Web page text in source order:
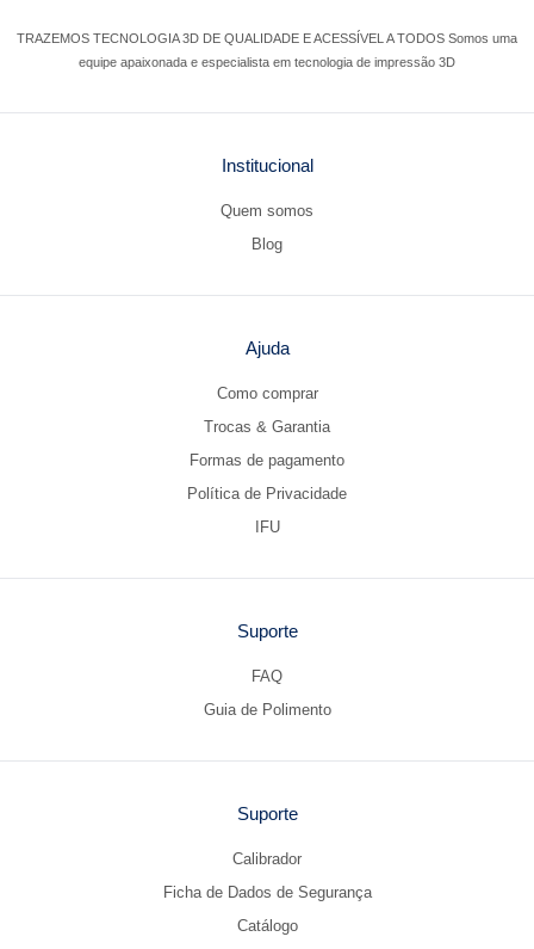
TRAZEMOS TECNOLOGIA 3D DE QUALIDADE E ACESSÍVEL A TODOS Somos uma
equipe apaixonada e especialista em tecnologia de impressão 3D
Institucional
Quem somos
Blog
Ajuda
Como comprar
Trocas & Garantia
Formas de pagamento
Política de Privacidade
IFU
Suporte
FAQ
Guia de Polimento
Suporte
Calibrador
Ficha de Dados de Segurança
Catálogo